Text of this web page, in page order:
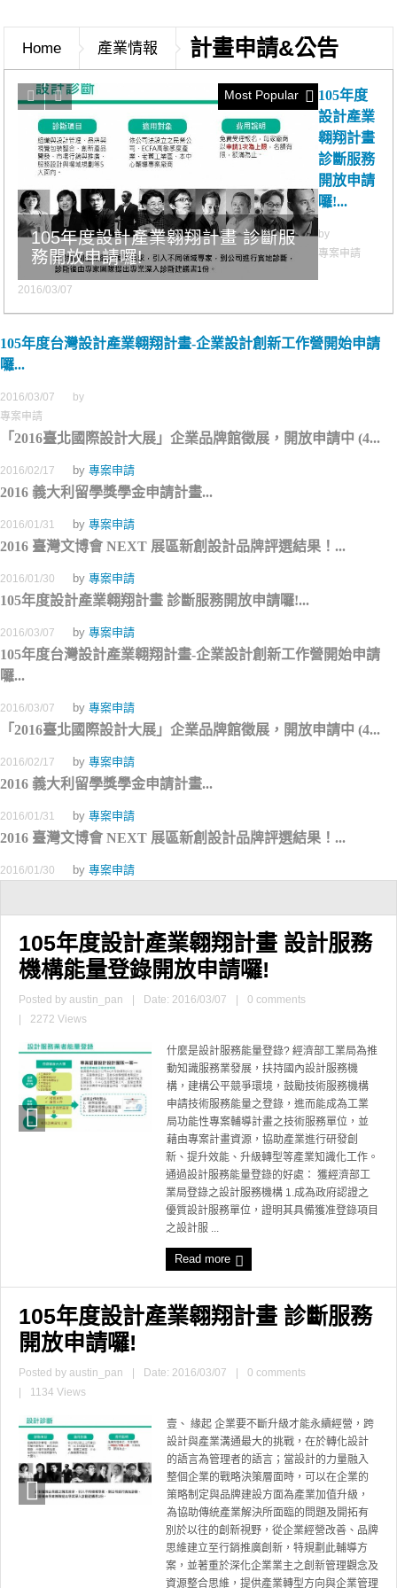
Home 產業情報 計畫申請&公告
Most Popular
105年度設計產業翱翔計畫 診斷服
務開放申請囉!
105年度
設計產業
翱翔計畫
診斷服務
開放申請
囉!...
2016/03/07
by
專案申請
105年度台灣設計產業翱翔計畫-企業設計創新工作營開始申請
囉...
2016/03/07
by
專案申請
「2016臺北國際設計大展」企業品牌館徵展，開放申請中 (4...
2016/02/17 by 專案申請
2016 義大利留學獎學金申請計畫...
2016/01/31 by 專案申請
2016 臺灣文博會 NEXT 展區新創設計品牌評選結果！...
2016/01/30 by 專案申請
105年度設計產業翱翔計畫 診斷服務開放申請囉!...
2016/03/07 by 專案申請
105年度台灣設計產業翱翔計畫-企業設計創新工作營開始申請
囉...
2016/03/07 by 專案申請
「2016臺北國際設計大展」企業品牌館徵展，開放申請中 (4...
2016/02/17 by 專案申請
2016 義大利留學獎學金申請計畫...
2016/01/31 by 專案申請
2016 臺灣文博會 NEXT 展區新創設計品牌評選結果！...
2016/01/30 by 專案申請
105年度設計產業翱翔計畫 設計服務
機構能量登錄開放申請囉!
Posted by austin_pan Date: 2016/03/07
0 comments
2272 Views
什麼是設計服務能量登錄? 經濟部工業局為推
動知識服務業發展，扶持國內設計服務機
構，建構公平競爭環境，鼓勵技術服務機構
申請技術服務能量之登錄，進而能成為工業
局功能性專案輔導計畫之技術服務單位，並
藉由專案計畫資源，協助產業進行研發創
新、提升效能、升級轉型等產業知識化工作。
通過設計服務能量登錄的好處： 獲經濟部工
業局登錄之設計服務機構 1.成為政府認證之
優質設計服務單位，證明其具備獲准登錄項目
之設計服 ...
Read more
105年度設計產業翱翔計畫 診斷服務
開放申請囉!
Posted by austin_pan Date: 2016/03/07
0 comments
1134 Views
壹、 緣起 企業要不斷升級才能永續經營，跨
設計與產業溝通最大的挑戰，在於轉化設計
的語言為管理者的語言；當設計的力量融入
整個企業的戰略決策層面時，可以在企業的
策略制定與品牌建設方面為產業加值升級，
為協助傳統產業解決所面臨的問題及開拓有
別於以往的創新視野，從企業經營改善、品牌
思維建立至行銷推廣創新，特規劃此輔導方
案，並著重於深化企業業主之創新管理觀念及
資源整合思維，提供產業轉型方向與企業管理